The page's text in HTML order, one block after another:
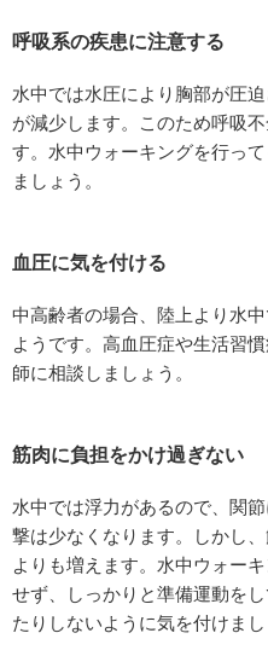
呼吸系の疾患に注意する
水中では水圧により胸部が圧
が減少します。このため呼吸
す。水中ウォーキングを行っ
ましょう。
血圧に気を付ける
中高齢者の場合、陸上より水
ようです。高血圧症や生活習
師に相談しましょう。
筋肉に負担をかけ過ぎない
水中では浮力があるので、関
撃は少なくなります。しかし
よりも増えます。水中ウォー
せず、しっかりと準備運動を
たりしないように気を付けまし